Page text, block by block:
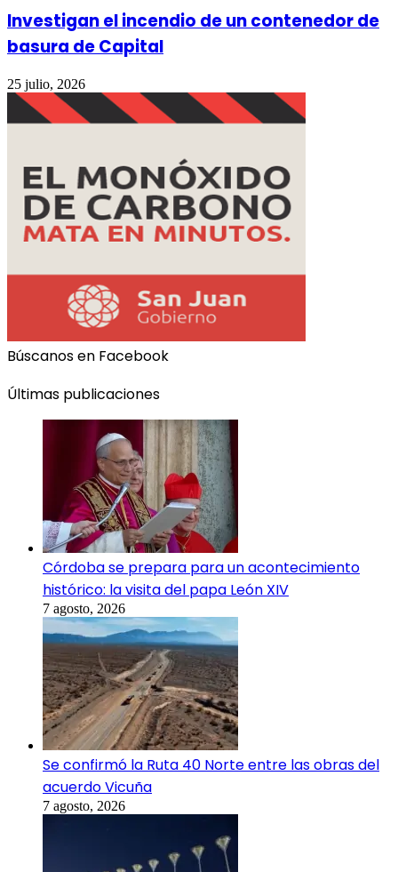
Investigan el incendio de un contenedor de
basura de Capital
25 julio, 2026
Búscanos en Facebook
Últimas publicaciones
Córdoba se prepara para un acontecimiento
histórico: la visita del papa León XIV
7 agosto, 2026
Se confirmó la Ruta 40 Norte entre las obras del
acuerdo Vicuña
7 agosto, 2026